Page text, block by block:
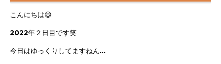
こんにちは😃
2022年２日目です笑
今日はゆっくりしてますねん…